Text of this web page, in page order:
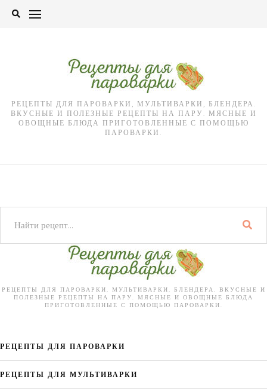
Skip
РЕЦЕПТЫ ДЛЯ ПАРОВАРКИ, МУЛЬТИВАРКИ, БЛЕНДЕРА.
ВКУСНЫЕ И ПОЛЕЗНЫЕ РЕЦЕПТЫ НА ПАРУ. МЯСНЫЕ И
ОВОЩНЫЕ БЛЮДА ПРИГОТОВЛЕННЫЕ С ПОМОЩЬЮ
ПАРОВАРКИ.
РЕЦЕПТЫ ДЛЯ ПАРОВАРКИ, МУЛЬТИВАРКИ, БЛЕНДЕРА. ВКУСНЫЕ И
ПОЛЕЗНЫЕ РЕЦЕПТЫ НА ПАРУ. МЯСНЫЕ И ОВОЩНЫЕ БЛЮДА
ПРИГОТОВЛЕННЫЕ С ПОМОЩЬЮ ПАРОВАРКИ.
РЕЦЕПТЫ ДЛЯ ПАРОВАРКИ
РЕЦЕПТЫ ДЛЯ МУЛЬТИВАРКИ